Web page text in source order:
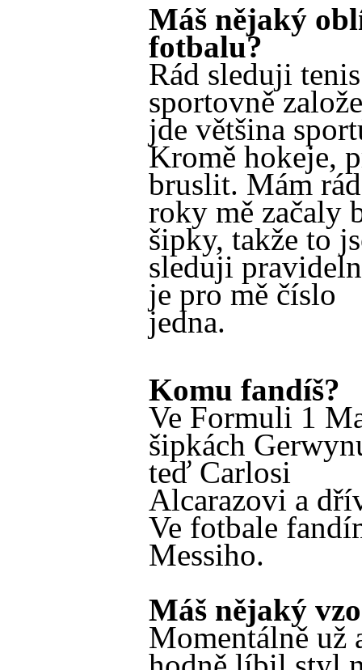
Máš nějaký
fotbalu?
Rád sleduji
sportovně
jde většina
Kromě hokeje,
bruslit. Mám
roky mě začaly
šipky, takže to
sleduji
je pro mě číslo
jedna.
Komu fandíš?
Ve Formuli 1
šipkách
teď Carlosi
Alcarazovi a
Ve fotbale
Messiho.
Máš nějaký
Momentálně už